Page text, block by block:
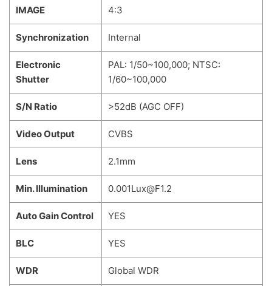
IMAGE 4:3
Synchronization Internal
Electronic
Shutter
PAL: 1/50~100,000; NTSC:
1/60~100,000
S/N Ratio >52dB (AGC OFF)
Video Output CVBS
Lens 2.1mm
Min. Illumination 0.001Lux@F1.2
Auto Gain Control YES
BLC YES
WDR Global WDR